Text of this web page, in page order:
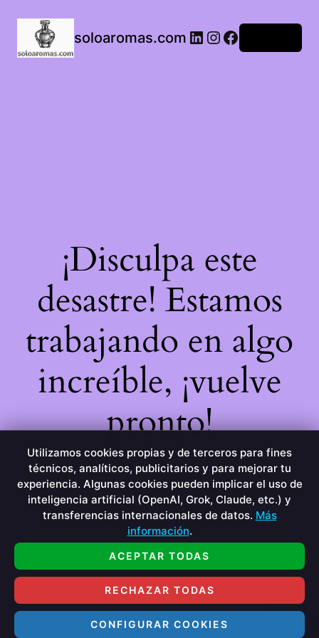
soloaromas.com LinkedIn
Instagram
Facebook
¡Disculpa este
desastre! Estamos
trabajando en algo
increíble, ¡vuelve
pronto!
Utilizamos cookies propias y de terceros para fines
técnicos, analíticos, publicitarios y para mejorar tu
experiencia. Algunas cookies pueden implicar el uso de
inteligencia artificial (OpenAI, Grok, Claude, etc.) y
transferencias internacionales de datos. Más
información.
ACEPTAR TODAS
RECHAZAR TODAS
CONFIGURAR COOKIES